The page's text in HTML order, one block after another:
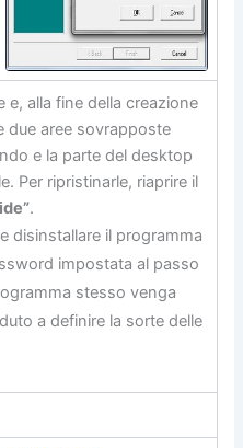
e, alla fine della creazione
due aree sovrapposte
e la parte del desktop
Per ripristinarle, riaprire il
.
disinstallare il programma
impostata al passo
stesso venga
a definire la sorte delle